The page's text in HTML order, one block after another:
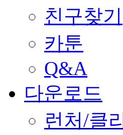
친구찾기
카툰
Q&A
다운로드
런처/클